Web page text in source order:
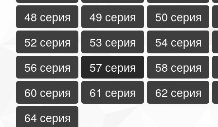
48 серия
49 серия
50 серия
52 серия
53 серия
54 серия
56 серия
57 серия
58 серия
60 серия
61 серия
62 серия
64 серия